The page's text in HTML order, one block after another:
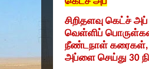
சிறிதளவு கெட்ச்
வெள்ளிப்
நீண்டநாள் கரைகள்,
அப்ளை செய்து 30